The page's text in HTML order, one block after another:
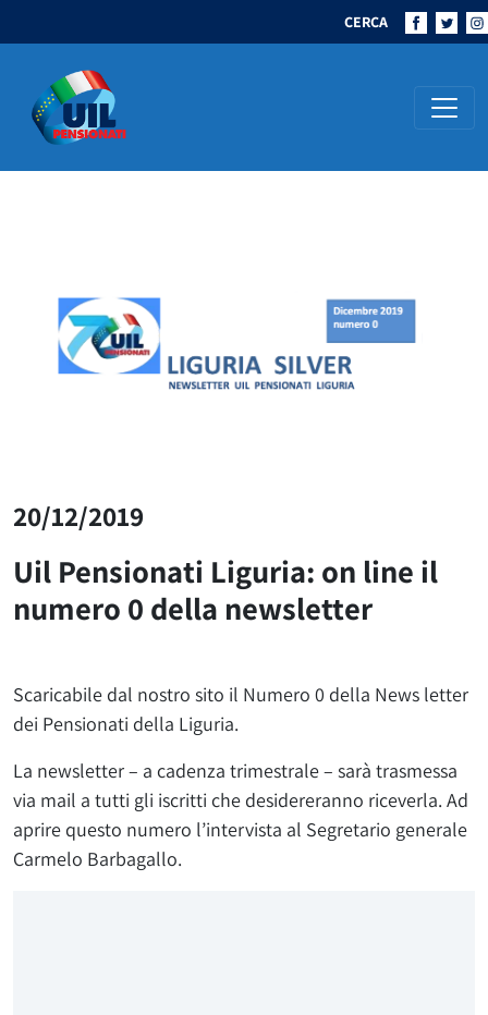
CERCA
Navigazione principale
20/12/2019
Uil Pensionati Liguria: on line il
numero 0 della newsletter
Scaricabile dal nostro sito il Numero 0 della News letter
dei Pensionati della Liguria.
La newsletter – a cadenza trimestrale – sarà trasmessa
via mail a tutti gli iscritti che desidereranno riceverla. Ad
aprire questo numero l’intervista al Segretario generale
Carmelo Barbagallo.